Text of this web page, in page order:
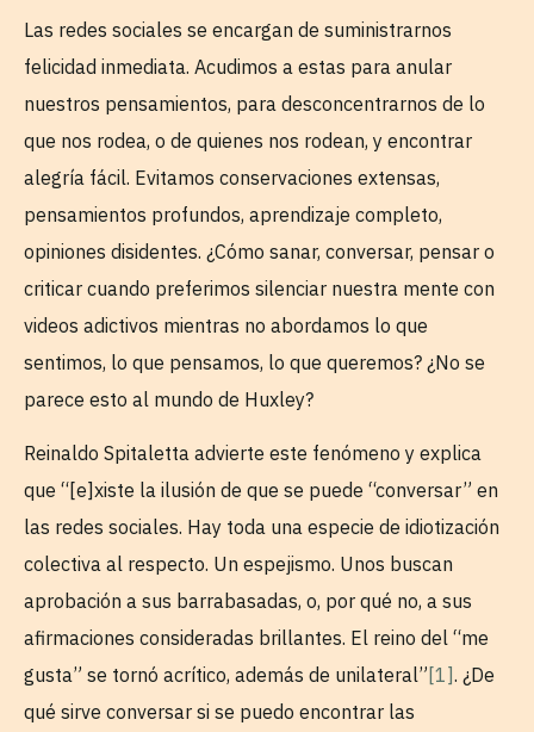
Las redes sociales se encargan de suministrarnos
felicidad inmediata. Acudimos a estas para anular
nuestros pensamientos, para desconcentrarnos de lo
que nos rodea, o de quienes nos rodean, y encontrar
alegría fácil. Evitamos conservaciones extensas,
pensamientos profundos, aprendizaje completo,
opiniones disidentes. ¿Cómo sanar, conversar, pensar o
criticar cuando preferimos silenciar nuestra mente con
videos adictivos mientras no abordamos lo que
sentimos, lo que pensamos, lo que queremos? ¿No se
parece esto al mundo de Huxley?
Reinaldo Spitaletta advierte este fenómeno y explica
que “[e]xiste la ilusión de que se puede “conversar” en
las redes sociales. Hay toda una especie de idiotización
colectiva al respecto. Un espejismo. Unos buscan
aprobación a sus barrabasadas, o, por qué no, a sus
afirmaciones consideradas brillantes. El reino del “me
gusta” se tornó acrítico, además de unilateral” [1]. ¿De
qué sirve conversar si se puedo encontrar las